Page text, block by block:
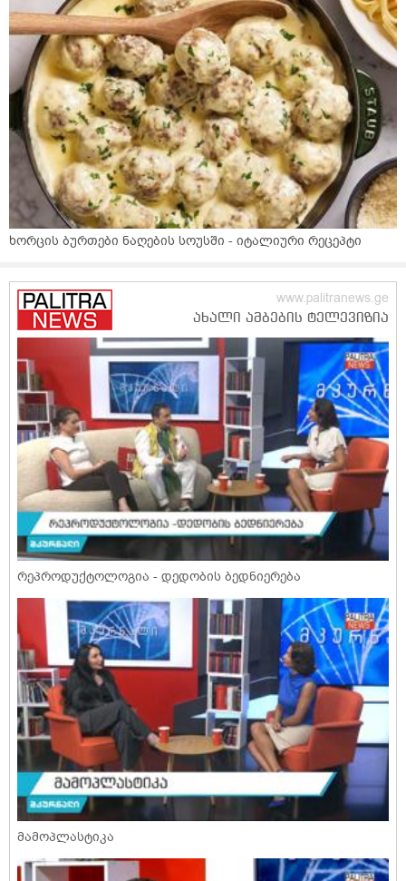
ხორცის ბურთები ნაღების სოუსში - იტალიური რეცეპტი
რეპროდუქტოლოგია - დედობის ბედნიერება
მამოპლასტიკა